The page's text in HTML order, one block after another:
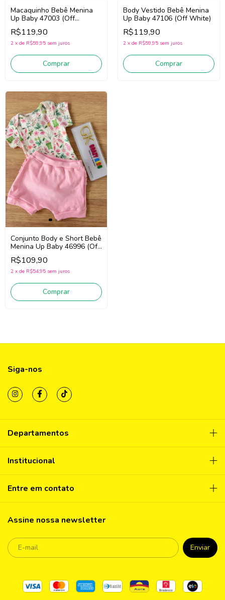
Macaquinho Bebê Menina
Up Baby 47003 (Off
White/Verde/Rosa)
R$119,90
2 x de R$59,95 sem juros
Comprar
Body Vestido Bebê Menina
Up Baby 47106 (Off White)
R$119,90
2 x de R$59,95 sem juros
Comprar
Conjunto Body e Short Bebê
Menina Up Baby 46996 (Off
white/Verde/Rosa)
R$109,90
2 x de R$54,95 sem juros
Comprar
Siga-nos
Departamentos
Institucional
Entre em contato
Assine nossa newsletter